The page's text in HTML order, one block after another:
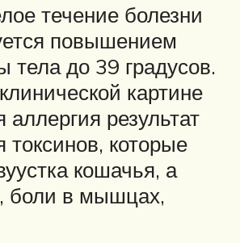
течение болезни
повышением
тела до 39 градусов.
картине
аллергия результат
токсинов, которые
кошачья, а
боли в мышцах,